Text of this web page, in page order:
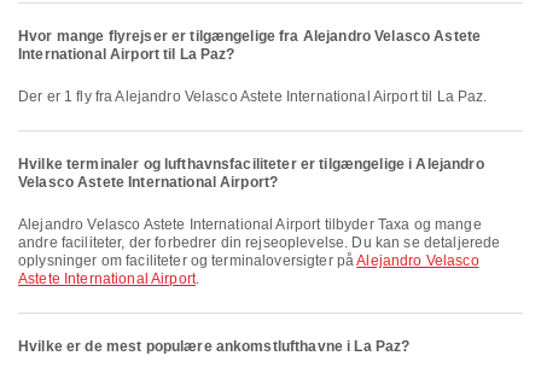
Hvor mange flyrejser er tilgængelige fra Alejandro Velasco Astete
International Airport til La Paz?
Der er 1 fly fra Alejandro Velasco Astete International Airport til La Paz.
Hvilke terminaler og lufthavnsfaciliteter er tilgængelige i Alejandro
Velasco Astete International Airport?
Alejandro Velasco Astete International Airport tilbyder Taxa og mange
andre faciliteter, der forbedrer din rejseoplevelse. Du kan se detaljerede
oplysninger om faciliteter og terminaloversigter påAlejandro Velasco
Astete International Airport.
Hvilke er de mest populære ankomstlufthavne i La Paz?